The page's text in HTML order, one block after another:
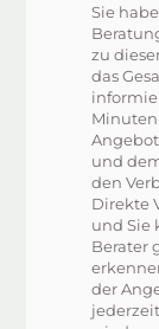
Sie
zu
das
und
den
Direkte
und Sie
Berater
der